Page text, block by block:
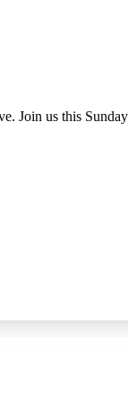
Join us this